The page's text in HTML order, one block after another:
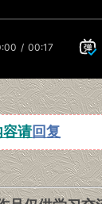
容请回复